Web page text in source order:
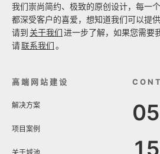
我们崇尚简约、极致的原创设计，每一个
都深受客户的喜爱，想知道我们可以提
请到 关于我们进一步了解，如果您需要
请联系我们。
高端网站建设
解决方案
项目案例